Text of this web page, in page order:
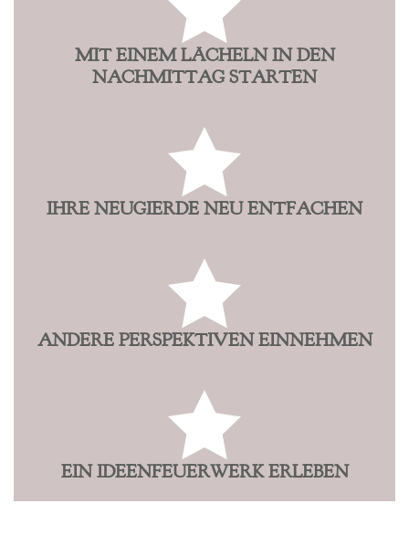
MIT EINEM LÄCHELN IN DEN
NACHMITTAG STARTEN
IHRE NEUGIERDE NEU ENTFACHEN
ANDERE PERSPEKTIVEN EINNEHMEN
EIN IDEENFEUERWERK ERLEBEN